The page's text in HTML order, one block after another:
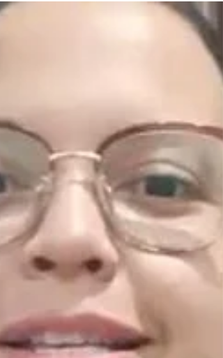
cachoeiras, grutas, cristais, mistérios e criação
artística. apresento uma experiência viva em que a
natureza inspira histórias, a arte desperta o olhar a